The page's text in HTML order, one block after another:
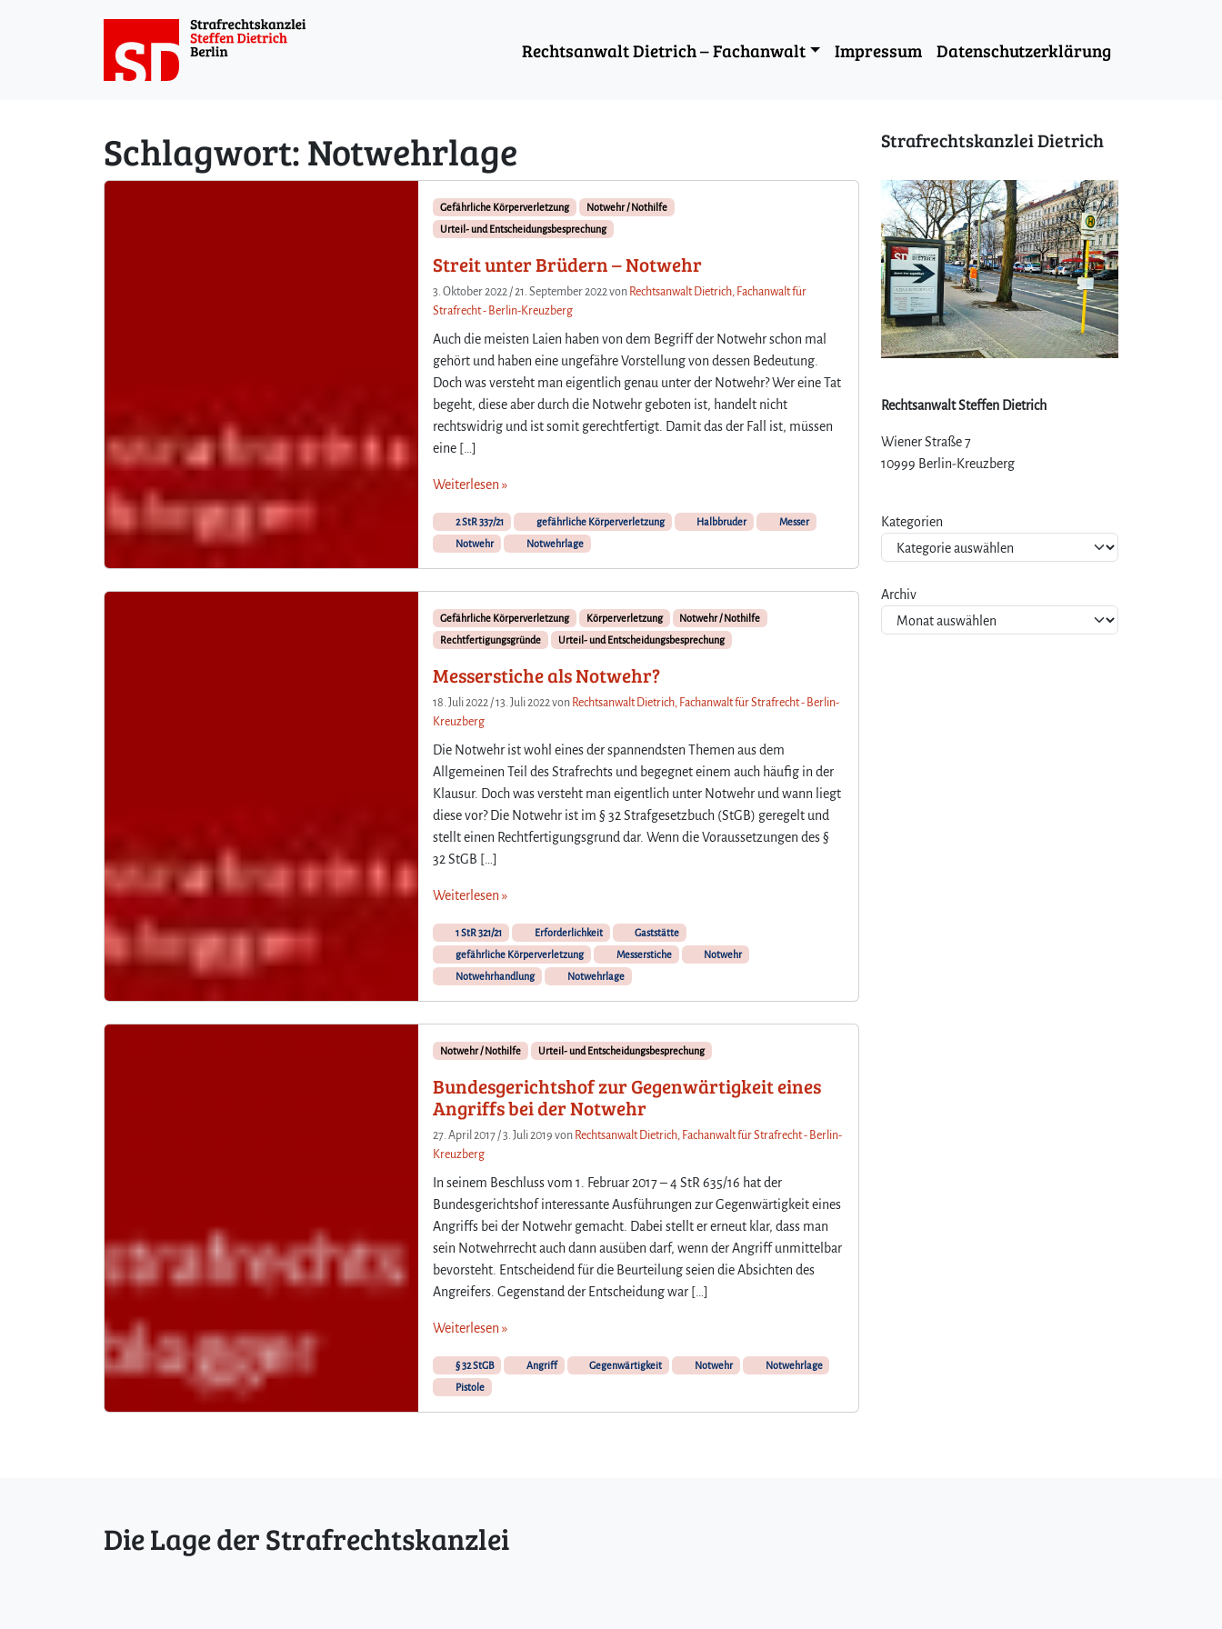
Rechtsanwalt Dietrich – Fachanwalt Impressum Datenschutzerklärung
Schlagwort:Notwehrlage
Gefährliche Körperverletzung
Notwehr / Nothilfe
Urteil- und Entscheidungsbesprechung
Streit unter Brüdern – Notwehr
3. Oktober 2022 /21. September 2022von Rechtsanwalt Dietrich, Fachanwalt für
Strafrecht - Berlin-Kreuzberg
Auch die meisten Laien haben von dem Begriff der Notwehr schon mal
gehört und haben eine ungefähre Vorstellung von dessen Bedeutung.
Doch was versteht man eigentlich genau unter der Notwehr? Wer eine Tat
begeht, diese aber durch die Notwehr geboten ist, handelt nicht
rechtswidrig und ist somit gerechtfertigt. Damit das der Fall ist, müssen
eine […]
Weiterlesen »
2 StR 337/21 gefährliche Körperverletzung Halbbruder
Messer
Notwehr
Notwehrlage
Gefährliche Körperverletzung Körperverletzung
Notwehr / Nothilfe
Rechtfertigungsgründe
Urteil- und Entscheidungsbesprechung
Messerstiche als Notwehr?
18. Juli 2022 /13. Juli 2022von Rechtsanwalt Dietrich, Fachanwalt für Strafrecht - Berlin-
Kreuzberg
Die Notwehr ist wohl eines der spannendsten Themen aus dem
Allgemeinen Teil des Strafrechts und begegnet einem auch häufig in der
Klausur. Doch was versteht man eigentlich unter Notwehr und wann liegt
diese vor? Die Notwehr ist im § 32 Strafgesetzbuch (StGB) geregelt und
stellt einen Rechtfertigungsgrund dar. Wenn die Voraussetzungen des §
32 StGB […]
Weiterlesen »
1 StR 321/21 Erforderlichkeit
Gaststätte
gefährliche Körperverletzung
Messerstiche
Notwehr
Notwehrhandlung
Notwehrlage
Notwehr / Nothilfe Urteil- und Entscheidungsbesprechung
Bundesgerichtshof zur Gegenwärtigkeit eines
Angriffs bei der Notwehr
27. April 2017 /3. Juli 2019 von Rechtsanwalt Dietrich, Fachanwalt für Strafrecht - Berlin-
Kreuzberg
In seinem Beschluss vom 1. Februar 2017 – 4 StR 635/16 hat der
Bundesgerichtshof interessante Ausführungen zur Gegenwärtigkeit eines
Angriffs bei der Notwehr gemacht. Dabei stellt er erneut klar, dass man
sein Notwehrrecht auch dann ausüben darf, wenn der Angriff unmittelbar
bevorsteht. Entscheidend für die Beurteilung seien die Absichten des
Angreifers. Gegenstand der Entscheidung war […]
Weiterlesen »
§ 32 StGB Angriff Gegenwärtigkeit Notwehr
Notwehrlage
Pistole
Strafrechtskanzlei Dietrich
Rechtsanwalt Steffen Dietrich
Wiener Straße 7
10999 Berlin-Kreuzberg
Kategorien
Archiv
Die Lage der Strafrechtskanzlei